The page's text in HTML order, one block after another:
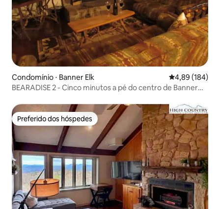
Condomínio ⋅ Banner Elk 4,89 de uma
4,89 (184)
BEARADISE 2 - Cinco minutos a pé do centro de Banner
Preferido dos hóspedes
Preferido dos hóspedes